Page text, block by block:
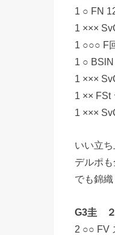
1 ○ FN
1 ×××
1 ○○○ F
1 ○
1 ×××
1 ×× FSt
1 ×××
いい立ち
デルポも
でも錦
G3圭 ２
2 ○○ FV